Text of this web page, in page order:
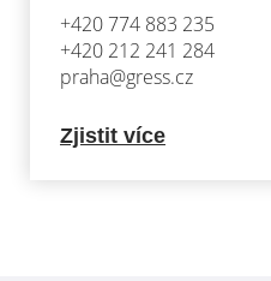
+420 774 883 235
+420 212 241 284
praha@gress.cz
Zjistit více